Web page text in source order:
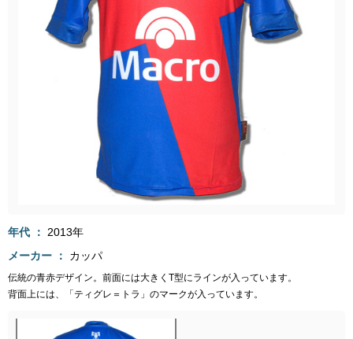
年代
2013年
メーカー
カッパ
伝統の青赤デザイン。前面には大きくT型にラインが入っています。
背面上には、「ティグレ＝トラ」のマークが入っています。